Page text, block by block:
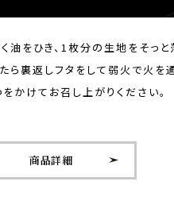
油をひき、1枚分の生地をそっと
ら裏返しフタをして弱火で火を通
かけてお召し上がりください。
商品詳細